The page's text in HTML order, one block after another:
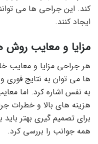
کند. این جراحی ها می
ایجاد کنند.
مزایا و معایب
هر جراحی مزایا و معایب
ها می توان به نتایج فوری
به نفس اشاره کرد. اما
هزینه های بالا و خطرات
برای تصمیم گیری بهتر
همه جوانب را بررسی کرد.